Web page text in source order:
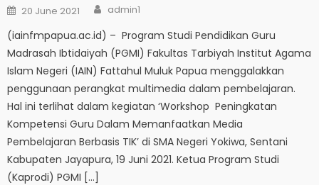
Posted
on
20 June 2021 Author
admin1
(iainfmpapua.ac.id) – Program Studi Pendidikan Guru
Madrasah Ibtidaiyah (PGMI) Fakultas Tarbiyah Institut Agama
Islam Negeri (IAIN) Fattahul Muluk Papua menggalakkan
penggunaan perangkat multimedia dalam pembelajaran.
Hal ini terlihat dalam kegiatan ‘Workshop Peningkatan
Kompetensi Guru Dalam Memanfaatkan Media
Pembelajaran Berbasis TIK’ di SMA Negeri Yokiwa, Sentani
Kabupaten Jayapura, 19 Juni 2021. Ketua Program Studi
(Kaprodi) PGMI […]